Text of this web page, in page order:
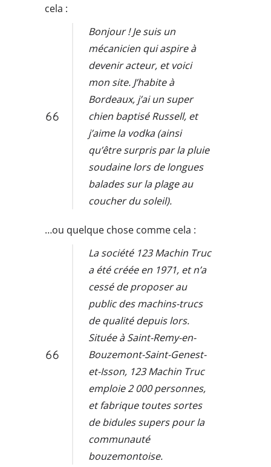
cela :
Bonjour ! Je suis un
mécanicien qui aspire à
devenir acteur, et voici
mon site. J’habite à
Bordeaux, j’ai un super
chien baptisé Russell, et
j’aime la vodka (ainsi
qu’être surpris par la pluie
soudaine lors de longues
balades sur la plage au
coucher du soleil).
…ou quelque chose comme cela :
La société 123 Machin Truc
a été créée en 1971, et n’a
cessé de proposer au
public des machins-trucs
de qualité depuis lors.
Située à Saint-Remy-en-
Bouzemont-Saint-Genest-
et-Isson, 123 Machin Truc
emploie 2 000 personnes,
et fabrique toutes sortes
de bidules supers pour la
communauté
bouzemontoise.